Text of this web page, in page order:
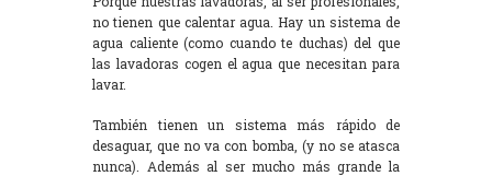
no tienen que calentar agua. Hay un sistema de
agua caliente (como cuando te duchas) del que
las lavadoras cogen el agua que necesitan para
lavar.
También tienen un sistema más rápido de
desaguar, que no va con bomba, (y no se atasca
nunca). Además al ser mucho más grande la